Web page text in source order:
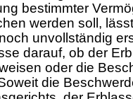
bestimmter
werden soll,
unvollständig
darauf, ob der
oder die
die